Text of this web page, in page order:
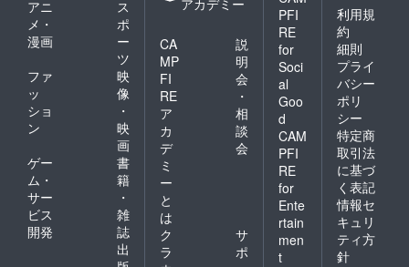
アニ
メ・
漫画
ス
ポ
ー
ツ
ファ
ッ
ショ
ン
映
像
・
映
画
ゲー
ム・
サー
ビス
開発
書
籍
・
雑
誌
出
アカデミー
CA
MP
FI
RE
ア
カ
デ
ミ
ー
と
は
説
明
会
・
相
談
会
ク
ラ
サ
ポ
PFI
RE
for
Soci
al
Goo
d
CAM
PFI
RE
for
Ente
rtain
men
t
利用規
約
細則
プライ
バシー
ポリ
シー
特定商
取引法
に基づ
く表記
情報セ
キュリ
ティ方
針